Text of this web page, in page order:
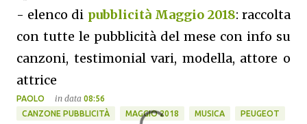
- elenco di pubblicità Maggio 2018: raccolta
con tutte le pubblicità del mese con info su
canzoni, testimonial vari, modella, attore o
attrice
PAOLO in data 08:56
CANZONE PUBBLICITÀ
MAGGIO 2018 MUSICA PEUGEOT